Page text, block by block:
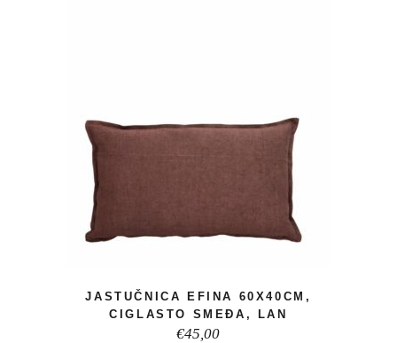
JASTUČNICA EFINA 60X40CM,
CIGLASTO SMEĐA, LAN
€45,00